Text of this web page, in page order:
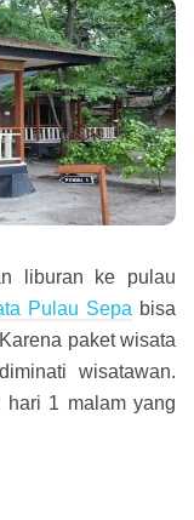
liburan ke pulau
Pulau Sepa bisa
paket wisata
wisatawan.
hari 1 malam yang